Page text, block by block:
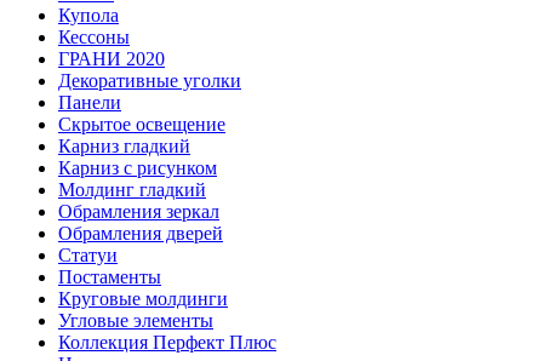
Купола
Кессоны
ГРАНИ 2020
Декоративные уголки
Панели
Скрытое освещение
Карниз гладкий
Карниз с рисунком
Молдинг гладкий
Обрамления зеркал
Обрамления дверей
Статуи
Постаменты
Круговые молдинги
Угловые элементы
Коллекция Перфект Плюс